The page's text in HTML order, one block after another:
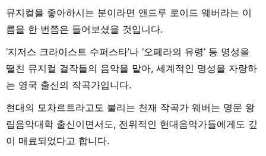
뮤지컬을 좋아하시는 분이라면 앤드루 로이드 웨버라는 이
름을 한 번쯤은 들어보셨을 것입니다.
‘지저스 크라이스트 수퍼스타’나 ‘오페라의 유령’ 등 명성을
떨친 뮤지컬 걸작들의 음악을 맡아, 세계적인 명성을 자랑하
는 영국 출신의 작곡가입니다.
현대의 모차르트라고도 불리는 천재 작곡가 웨버는 명문 왕
립음악대학 출신이면서도, 전위적인 현대음악가들에게도 깊
이 매료되었다고 합니다.